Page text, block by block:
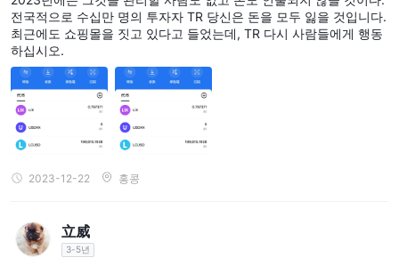
전국적으로 수십만 명의 투자자 TR 당신은 돈을 모두 잃을 것입니다.
최근에도 쇼핑몰을 짓고 있다고 들었는데, TR 다시 사람들에게 행동
하십시오.
2023-12-22 홍콩
立威
3-5년